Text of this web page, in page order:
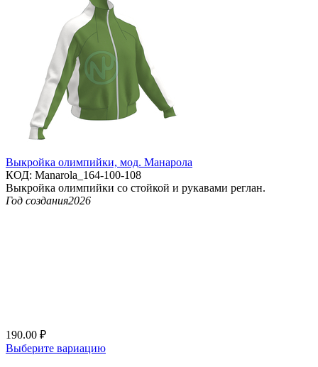
Выкройка олимпийки, мод. Манарола
КОД: Manarola_164-100-108
Выкройка олимпийки со стойкой и рукавами реглан.
Год создания2026
190.00 ₽
Выберите вариацию